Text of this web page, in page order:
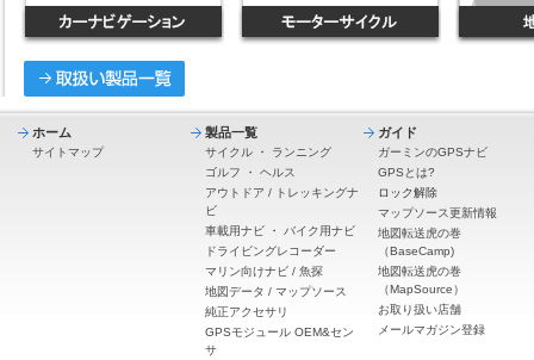
ホーム
サイトマップ
製品一覧
サイクル ・ ランニング
ゴルフ ・ ヘルス
アウトドア / トレッキングナ
ビ
車載用ナビ ・ バイク用ナビ
ドライビングレコーダー
マリン向けナビ / 魚探
地図データ / マップソース
純正アクセサリ
GPSモジュール OEM&セン
サ
ガイド
ガーミンのGPSナビ
GPSとは?
ロック解除
マップソース更新情報
地図転送虎の巻
（BaseCamp)
地図転送虎の巻
（MapSource）
お取り扱い店舗
メールマガジン登録